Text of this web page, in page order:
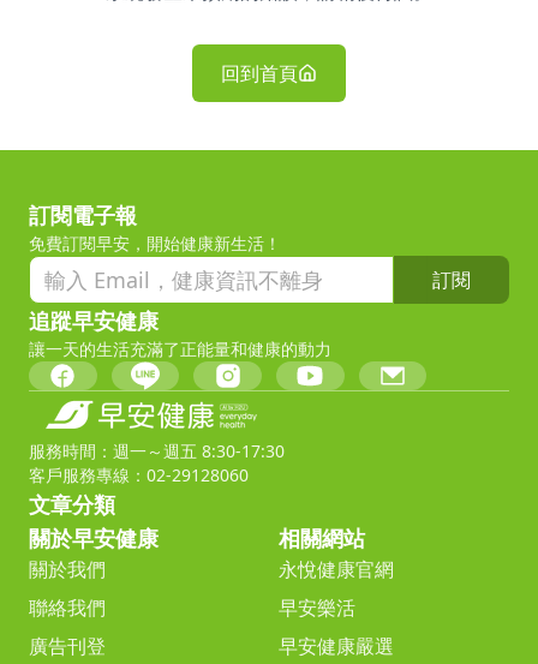
回到首頁
訂閱電子報
免費訂閱早安，開始健康新生活！
訂閱
追蹤早安健康
讓一天的生活充滿了正能量和健康的動力
服務時間：週一～週五 8:30-17:30
客戶服務專線：02-29128060
文章分類
關於早安健康
關於我們
聯絡我們
廣告刊登
相關網站
永悅健康官網
早安樂活
早安健康嚴選